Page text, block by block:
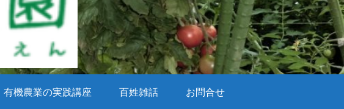
有機農業の実践講座 百姓雑話 お問合せ